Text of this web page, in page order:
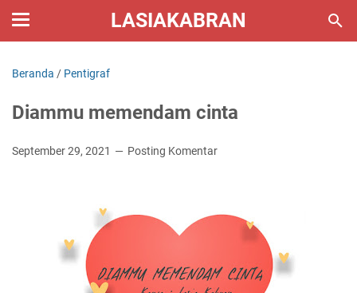
LASIAKABRAN
Beranda / Pentigraf
Diammu memendam cinta
September 29, 2021 Posting Komentar